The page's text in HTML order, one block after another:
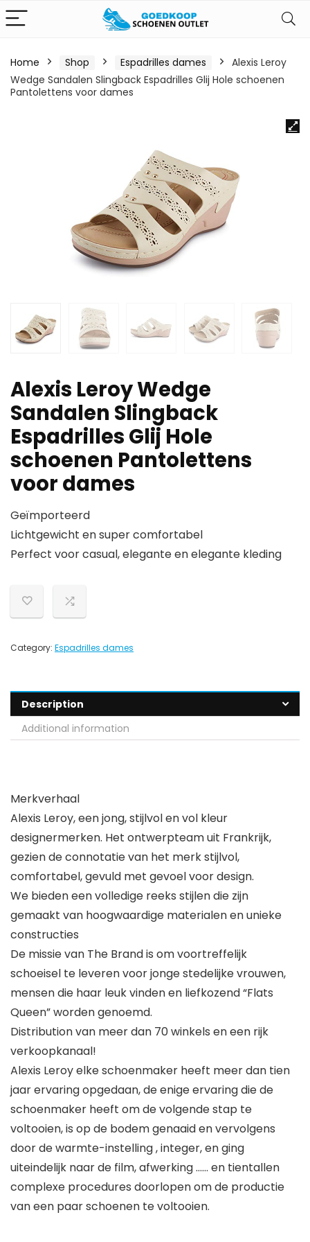
Home Shop Espadrilles dames
Alexis Leroy
Wedge Sandalen Slingback Espadrilles Glij Hole schoenen
Pantolettens voor dames
Alexis Leroy Wedge
Sandalen Slingback
Espadrilles Glij Hole
schoenen Pantolettens
voor dames
Geïmporteerd
Lichtgewicht en super comfortabel
Perfect voor casual, elegante en elegante kleding
Category: Espadrilles dames
Description
Additional information
Merkverhaal
Alexis Leroy, een jong, stijlvol en vol kleur
designermerken. Het ontwerpteam uit Frankrijk,
gezien de connotatie van het merk stijlvol,
comfortabel, gevuld met gevoel voor design.
We bieden een volledige reeks stijlen die zijn
gemaakt van hoogwaardige materialen en unieke
constructies
De missie van The Brand is om voortreffelijk
schoeisel te leveren voor jonge stedelijke vrouwen,
mensen die haar leuk vinden en liefkozend “Flats
Queen” worden genoemd.
Distribution van meer dan 70 winkels en een rijk
verkoopkanaal!
Alexis Leroy elke schoenmaker heeft meer dan tien
jaar ervaring opgedaan, de enige ervaring die de
schoenmaker heeft om de volgende stap te
voltooien, is op de bodem genaaid en vervolgens
door de warmte-instelling , integer, en ging
uiteindelijk naar de film, afwerking …… en tientallen
complexe procedures doorlopen om de productie
van een paar schoenen te voltooien.